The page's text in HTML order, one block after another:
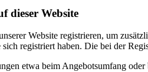
dieser Website
Website registrieren, um
registriert haben. Die bei der
etwa beim Angebotsumfang